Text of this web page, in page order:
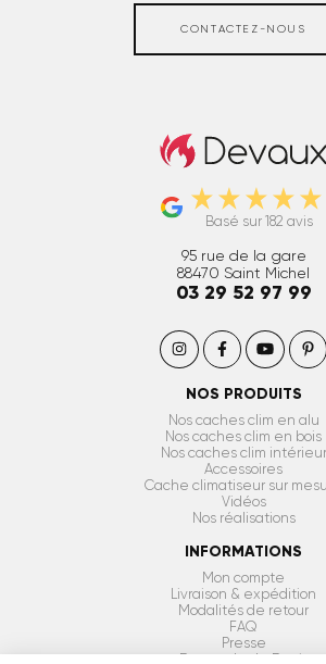
CONTACTEZ-NOUS
Caches clim et PAC
Basé sur 182 avis
95 rue de la gare
88470 Saint Michel
03 29 52 97 99
NOS PRODUITS
Nos caches clim en alu
Nos caches clim en bois
Nos caches clim intérieur
Accessoires
Cache climatiseur sur
Vidéos
Nos réalisations
INFORMATIONS
Mon compte
Livraison & expédition
Modalités de retour
FAQ
Presse
Demande de Devis